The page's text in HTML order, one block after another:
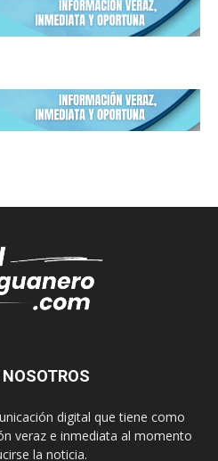
NOSOTROS
digital que tiene como
veraz e inmediata al momento
la noticia.